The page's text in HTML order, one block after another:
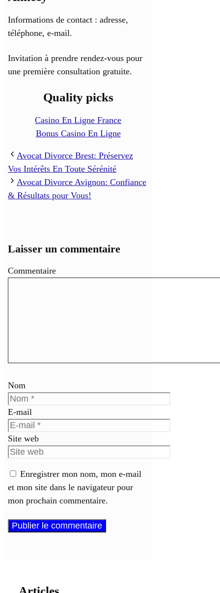
Informations de contact : adresse,
téléphone, e-mail.
Invitation à prendre rendez-vous pour
une première consultation gratuite.
Quality picks
Casino En Ligne France
Bonus Casino En Ligne
Avocat Divorce Brest: Préservez
Vos Intérêts En Toute Sérénité
Avocat Divorce Avignon: Confiance
& Résultats pour Vous!
Laisser un commentaire
Commentaire
Nom
E-mail
Site web
Enregistrer mon nom, mon e-mail
et mon site dans le navigateur pour
mon prochain commentaire.